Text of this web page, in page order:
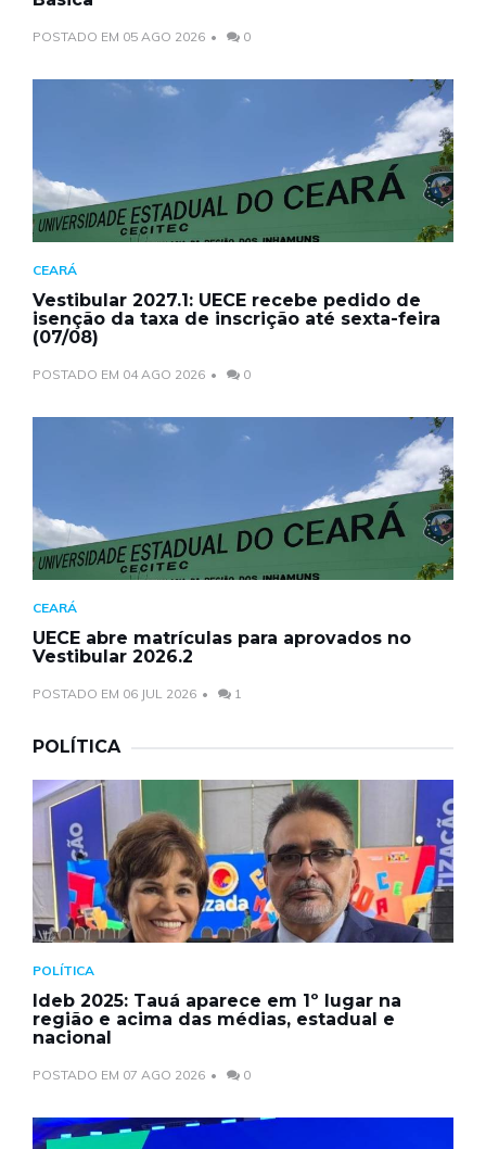
POSTADO EM 05 AGO 2026 0
CEARÁ
Vestibular 2027.1: UECE recebe pedido de
isenção da taxa de inscrição até sexta-feira
(07/08)
POSTADO EM 04 AGO 2026 0
CEARÁ
UECE abre matrículas para aprovados no
Vestibular 2026.2
POSTADO EM 06 JUL 2026 1
POLÍTICA
POLÍTICA
Ideb 2025: Tauá aparece em 1º lugar na
região e acima das médias, estadual e
nacional
POSTADO EM 07 AGO 2026 0